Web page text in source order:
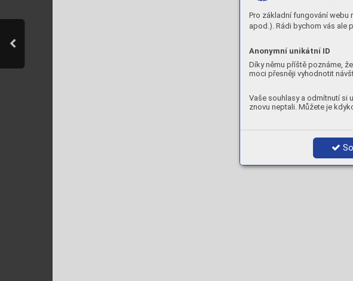
Pro základní fungování webu
apod.). Rádi bychom vás ale
Anonymní unikátní ID
Díky němu příště poznáme,
moci přesněji vyhodnotit
Vaše souhlasy a odmítnutí si
znovu neptali. Můžete je